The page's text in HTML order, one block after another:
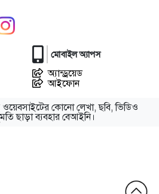
মোবাইল অ্যাপস
অ্যান্ড্রয়েড
আইফোন
কোনো লেখা, ছবি, ভিডিও
ছাড়া ব্যবহার বেআইনি।